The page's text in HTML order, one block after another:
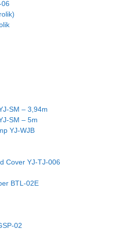
SM – 3,94m
SM – 5m
YJ-WJB
Cover YJ-TJ-006
BTL-02E
02